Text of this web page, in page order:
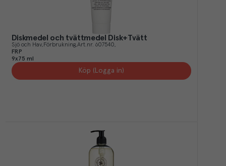
Diskmedel och tvättmedel Disk+Tvätt
Sjö och Hav Förbrukning Art.nr. 607540
FRP
9x75 ml
Köp (Logga in)